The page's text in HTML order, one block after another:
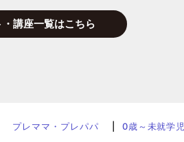
・講座一覧はこちら
プレママ・プレパパ 0歳～未就学児